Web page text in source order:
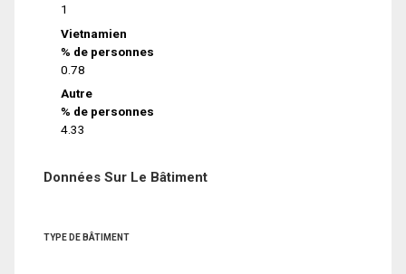
1
Vietnamien
% de personnes
0.78
Autre
% de personnes
4.33
Données Sur Le Bâtiment
TYPE DE BÂTIMENT